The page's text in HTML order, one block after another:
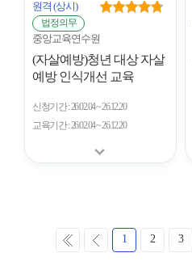
원격 (상시)
법정의무
중앙교육연수원
(자살예방)청년 대상 자살
예방 인식개선 교육
신청기간 26.02.04 ~ 26.12.20
교육기간 26.02.04 ~ 26.12.20
처
이
1 2 3